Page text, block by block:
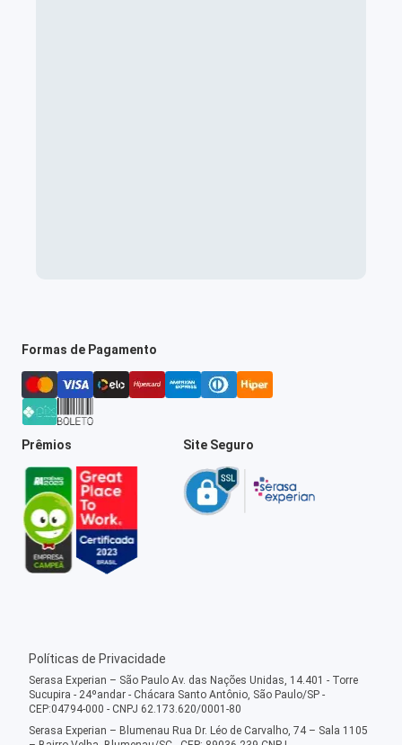
Formas de Pagamento
Prêmios Site Seguro
Políticas de Privacidade
Serasa Experian – São Paulo Av. das Nações Unidas, 14.401 - Torre
Sucupira - 24ºandar - Chácara Santo Antônio, São Paulo/SP -
CEP:04794-000 - CNPJ 62.173.620/0001-80
Serasa Experian – Blumenau Rua Dr. Léo de Carvalho, 74 – Sala 1105